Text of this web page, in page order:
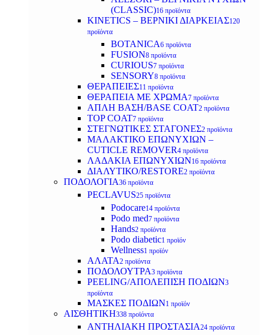
(CLASSIC)16 προϊόντα
KINETICS – ΒΕΡΝΙΚΙ ΔΙΑΡΚΕΙΑΣ120
προϊόντα
BOTANICA6 προϊόντα
FUSION8 προϊόντα
CURIOUS7 προϊόντα
SENSORY8 προϊόντα
ΘΕΡΑΠΕΙΕΣ11 προϊόντα
ΘΕΡΑΠΕΙΑ ΜΕ ΧΡΩΜΑ7 προϊόντα
ΑΠΛΗ ΒΑΣΗ/BASE COAT2 προϊόντα
TOP COAT7 προϊόντα
ΣΤΕΓΝΩΤΙΚΕΣ ΣΤΑΓΟΝΕΣ2 προϊόντα
ΜΑΛΑΚΤΙΚΟ ΕΠΩΝΥΧΙΩΝ –
CUTICLE REMOVER4 προϊόντα
ΛΑΔΑΚΙΑ ΕΠΩΝΥΧΙΩΝ16 προϊόντα
ΔΙΑΛΥΤΙΚΟ/RESTORE2 προϊόντα
ΠΟΔΟΛΟΓΙΑ36 προϊόντα
PECLAVUS25 προϊόντα
Podocare14 προϊόντα
Podo med7 προϊόντα
Hands2 προϊόντα
Podo diabetic1 προϊόν
Wellness1 προϊόν
ΑΛΑΤΑ2 προϊόντα
ΠΟΔΟΛΟΥΤΡΑ3 προϊόντα
PEELING/ΑΠΟΛΕΠΙΣΗ ΠΟΔΙΩΝ3
προϊόντα
ΜΑΣΚΕΣ ΠΟΔΙΩΝ1 προϊόν
ΑΙΣΘΗΤΙΚΗ338 προϊόντα
ΑΝΤΗΛΙΑΚΗ ΠΡΟΣΤΑΣΙΑ24 προϊόντα